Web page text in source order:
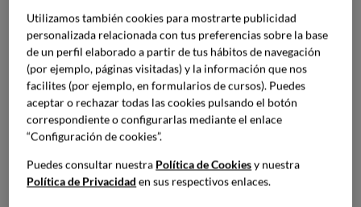
GRADO UNIVERSITARIO
Cocina y management para entender y dirigir
el negocio gastronómico.
MÁSTERS
Utilizamos también cookies para mostrarte publicidad
personalizada relacionada con tus preferencias sobre la base
de un perfil elaborado a partir de tus hábitos de navegación
(por ejemplo, páginas visitadas) y la información que nos
facilites (por ejemplo, en formularios de cursos). Puedes
aceptar o rechazar todas las cookies pulsando el botón
correspondiente o configurarlas mediante el enlace
“Configuración de cookies”.
Puedes consultar nuestra Política de Cookiesy nuestra
Política de Privacidad en sus respectivos enlaces.